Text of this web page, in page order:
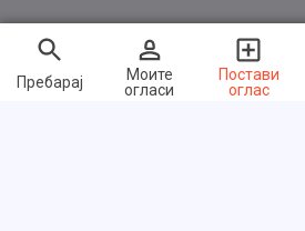
Пребарај
Моите
огласи
Постави
оглас